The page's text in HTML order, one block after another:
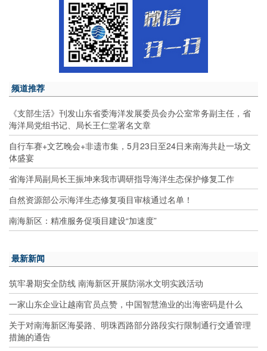
频道推荐
《支部生活》刊发山东省委海洋发展委员会办公室常务副主任，省
海洋局党组书记、局长王仁堂署名文章
自行车赛+文艺晚会+非遗市集，5月23日至24日来南海共赴一场文
体盛宴
省海洋局副局长王振坤来我市调研指导海洋生态保护修复工作
自然资源部公示海洋生态修复项目审核通过名单！
南海新区：精准服务促项目建设“加速度”
最新新闻
筑牢暑期安全防线 南海新区开展防溺水文明实践活动
一家山东企业让越南官员点赞，中国智慧渔业的出海密码是什么
关于对南海新区海晏路、明珠西路部分路段实行限制通行交通管理
措施的通告